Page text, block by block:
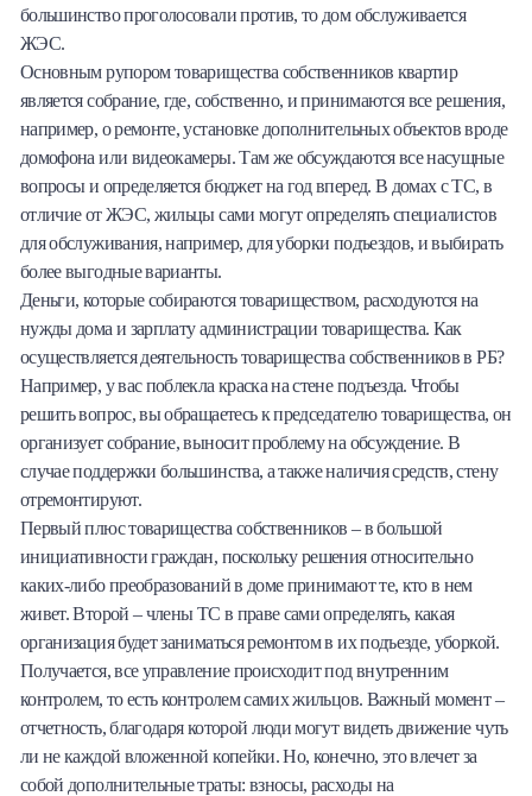
большинство проголосовали против, то дом обслуживается
ЖЭС.
Основным рупором товарищества собственников квартир
является собрание, где, собственно, и принимаются все решения,
например, о ремонте, установке дополнительных объектов вроде
домофона или видеокамеры. Там же обсуждаются все насущные
вопросы и определяется бюджет на год вперед. В домах с ТС, в
отличие от ЖЭС, жильцы сами могут определять специалистов
для обслуживания, например, для уборки подъездов, и выбирать
более выгодные варианты.
Деньги, которые собираются товариществом, расходуются на
нужды дома и зарплату администрации товарищества. Как
осуществляется деятельность товарищества собственников в РБ?
Например, у вас поблекла краска на стене подъезда. Чтобы
решить вопрос, вы обращаетесь к председателю товарищества, он
организует собрание, выносит проблему на обсуждение. В
случае поддержки большинства, а также наличия средств, стену
отремонтируют.
Первый плюс товарищества собственников – в большой
инициативности граждан, поскольку решения относительно
каких-либо преобразований в доме принимают те, кто в нем
живет. Второй – члены ТС в праве сами определять, какая
организация будет заниматься ремонтом в их подъезде, уборкой.
Получается, все управление происходит под внутренним
контролем, то есть контролем самих жильцов. Важный момент –
отчетность, благодаря которой люди могут видеть движение чуть
ли не каждой вложенной копейки. Но, конечно, это влечет за
собой дополнительные траты: взносы, расходы на